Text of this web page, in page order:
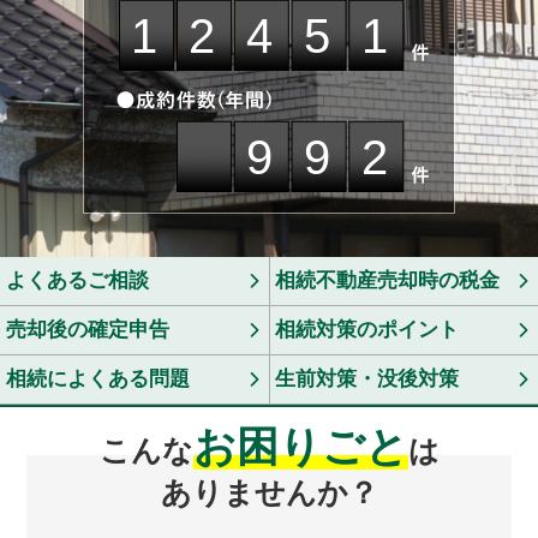
12451
992
よくあるご相談 相続不動産売却時の税金
売却後の確定申告 相続対策のポイント
相続によくある問題 生前対策・没後対策
こんなお困りごとは
ありませんか？